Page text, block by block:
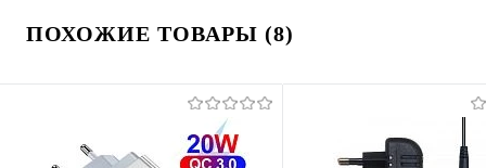
ПОХОЖИЕ ТОВАРЫ (8)